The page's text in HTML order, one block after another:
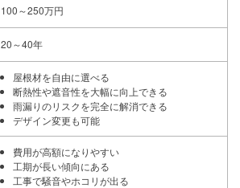
100～250万円
20～40年
屋根材を自由に選べる
断熱性や遮音性を大幅に向上できる
雨漏りのリスクを完全に解消できる
デザイン変更も可能
費用が高額になりやすい
工期が長い傾向にある
工事で騒音やホコリが出る